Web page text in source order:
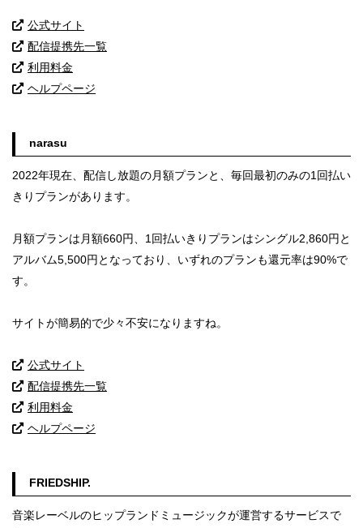
公式サイト
配信提携先一覧
利用料金
ヘルプページ
narasu
2022年現在、配信し放題の月額プランと、毎回最初のみの1回払い
きりプランがあります。
月額プランは月額660円、1回払いきりプランはシングル2,860円と
アルバム5,500円となっており、いずれのプランも還元率は90%で
す。
サイトが簡易的で少々不安になりますね。
公式サイト
配信提携先一覧
利用料金
ヘルプページ
FRIEDSHIP.
音楽レーベルのヒップランドミュージックが運営するサービスで